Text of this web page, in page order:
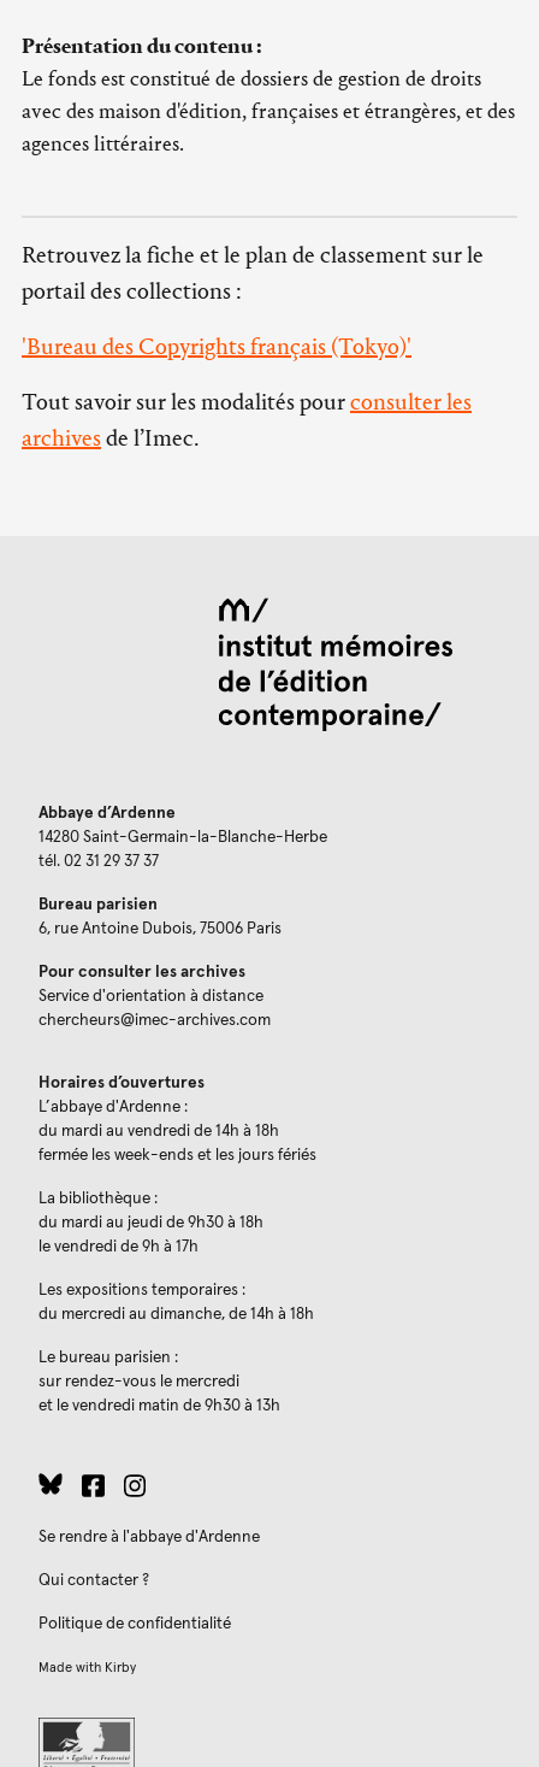
Présentation du contenu :
Le fonds est constitué de dossiers de gestion de droits
avec des maison d'édition, françaises et étrangères, et des
agences littéraires.
Retrouvez la fiche et le plan de classement sur le
portail des collections :
'Bureau des Copyrights français (Tokyo)'
Tout savoir sur les modalités pourconsulter les
archivesde l’Imec.
Abbaye d’Ardenne
14280 Saint-Germain-la-Blanche-Herbe
tél. 02 31 29 37 37
Bureau parisien
6, rue Antoine Dubois, 75006 Paris
Pour consulter les archives
Service d'orientation à distance
chercheurs@imec-archives.com
Horaires d’ouvertures
L’abbaye d'Ardenne :
du mardi au vendredi de 14h à 18h
fermée les week-ends et les jours fériés
La bibliothèque :
du mardi au jeudi de 9h30 à 18h
le vendredi de 9h à 17h
Les expositions temporaires :
du mercredi au dimanche, de 14h à 18h
Le bureau parisien :
sur rendez-vous le mercredi
et le vendredi matin de 9h30 à 13h
Se rendre à l'abbaye d'Ardenne
Qui contacter ?
Politique de confidentialité
Made with Kirby